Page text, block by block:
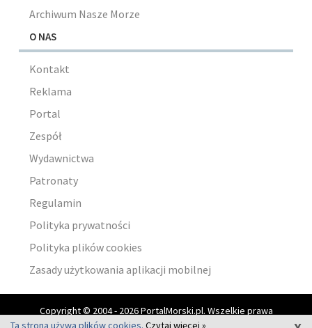
Archiwum Nasze Morze
O NAS
Kontakt
Reklama
Portal
Zespół
Wydawnictwa
Patronaty
Regulamin
Polityka prywatności
Polityka plików cookies
Zasady użytkowania aplikacji mobilnej
Copyright © 2004 - 2026 PortalMorski.pl. Wszelkie prawa
zastrzeżone.
Ta strona używa plików cookies. Czytaj więcej »